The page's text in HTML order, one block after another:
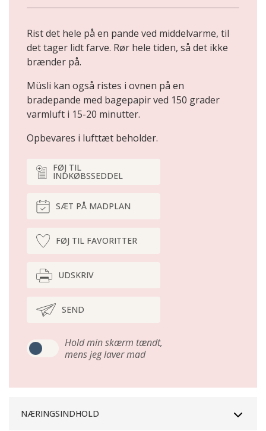
Rist det hele på en pande ved middelvarme, til
det tager lidt farve. Rør hele tiden, så det ikke
brænder på.
Müsli kan også ristes i ovnen på en
bradepande med bagepapir ved 150 grader
varmluft i 15-20 minutter.
Opbevares i lufttæt beholder.
FØJ TIL
INDKØBSSEDDEL
SÆT PÅ MADPLAN
FØJ TIL FAVORITTER
UDSKRIV
SEND
Hold min skærm tændt,
mens jeg laver mad
NÆRINGSINDHOLD